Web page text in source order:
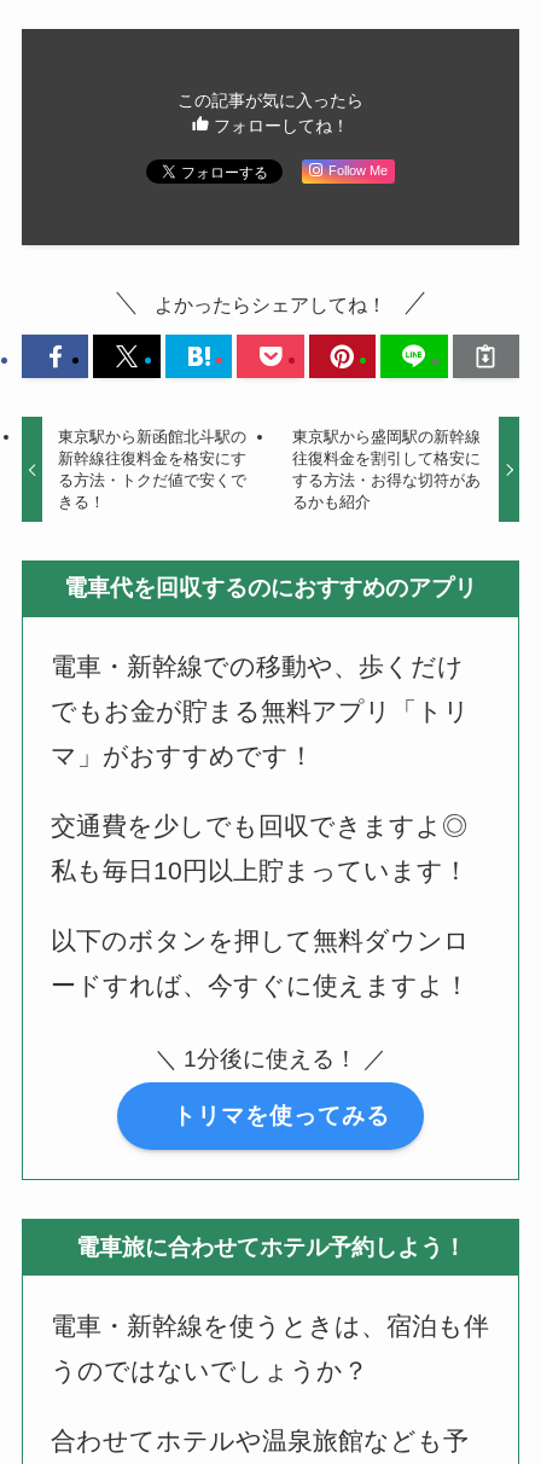
この記事が気に入ったら
フォローしてね！
Follow Me
よかったらシェアしてね！
東京駅から新函館北斗駅の
新幹線往復料金を格安にす
る方法・トクだ値で安くで
きる！
東京駅から盛岡駅の新幹線
往復料金を割引して格安に
する方法・お得な切符があ
るかも紹介
電車代を回収するのにおすすめのアプリ
電車・新幹線での移動や、歩くだけ
でもお金が貯まる無料アプリ「トリ
マ」がおすすめです！
交通費を少しでも回収できますよ◎
私も毎日10円以上貯まっています！
以下のボタンを押して無料ダウンロ
ードすれば、今すぐに使えますよ！
＼ 1分後に使える！ ／
トリマを使ってみる
電車旅に合わせてホテル予約しよう！
電車・新幹線を使うときは、宿泊も伴
うのではないでしょうか？
合わせてホテルや温泉旅館なども予